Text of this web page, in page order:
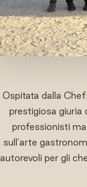
Ospitata dalla
prestigiosa giuria
professionisti
sull'arte
autorevoli per gli